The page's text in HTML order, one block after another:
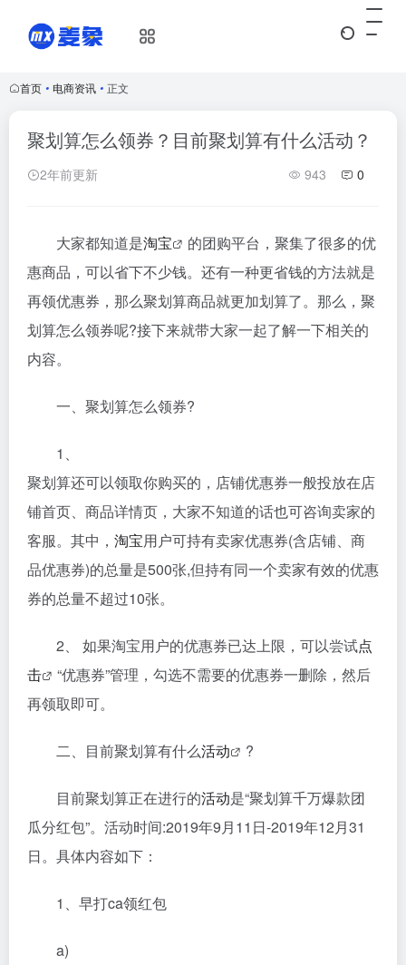
首页 • 电商资讯 • 正文
聚划算怎么领券？目前聚划算有什么活动？
2年前更新 943 0
大家都知道是淘宝
的团购平台，聚集了很多的优
惠商品，可以省下不少钱。还有一种更省钱的方法就是
再领优惠券，那么聚划算商品就更加划算了。那么，聚
划算怎么领券呢?接下来就带大家一起了解一下相关的
内容。
一、聚划算怎么领券?
1、
聚划算还可以领取你购买的，店铺优惠券一般投放在店
铺首页、商品详情页，大家不知道的话也可咨询卖家的
客服。其中， 淘宝用户可持有卖家优惠券(含店铺、商
品优惠券)的总量是500张,但持有同一个卖家有效的优惠
券的总量不超过10张。
2、 如果淘宝用户的优惠券已达上限，可以尝试点
击
“优惠券”管理，勾选不需要的优惠券一删除，然后
再领取即可。
二、目前聚划算有什么活动 ?
目前聚划算正在进行的活动是“聚划算千万爆款团
瓜分红包”。活动时间:2019年9月11日-2019年12月31
日。具体内容如下：
1、早打ca领红包
a)